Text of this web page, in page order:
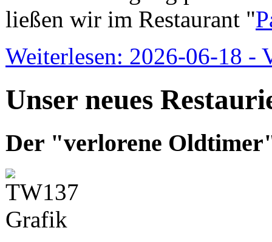
ließen wir im Restaurant "
Weiterlesen: 2026-06-18 -
Unser neues
Der "verlorene